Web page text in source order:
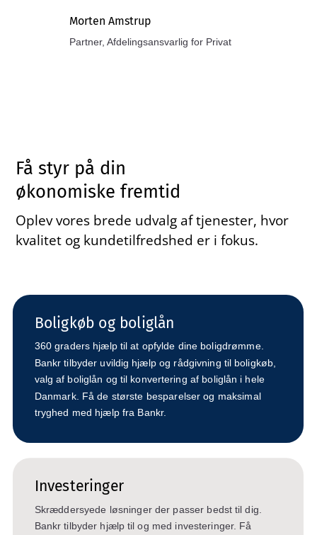
Morten Amstrup
Partner, Afdelingsansvarlig for Privat
Få styr på din
økonomiske fremtid
Oplev vores brede udvalg af tjenester, hvor
kvalitet og kundetilfredshed er i fokus.
Boligkøb og boliglån
360 graders hjælp til at opfylde dine boligdrømme.
Bankr tilbyder uvildig hjælp og rådgivning til boligkøb,
valg af boliglån og til konvertering af boliglån i hele
Danmark. Få de største besparelser og maksimal
tryghed med hjælp fra Bankr.
Investeringer
Skræddersyede løsninger der passer bedst til dig.
Bankr tilbyder hjælp til og med investeringer. Få